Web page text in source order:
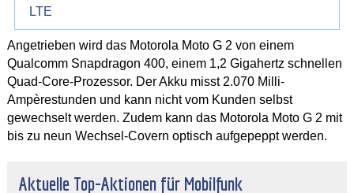
LTE
Angetrieben wird das Motorola Moto G 2 von einem
Qualcomm Snapdragon 400, einem 1,2 Gigahertz schnellen
Quad-Core-Prozessor. Der Akku misst 2.070 Milli-
Ampèrestunden und kann nicht vom Kunden selbst
gewechselt werden. Zudem kann das Motorola Moto G 2 mit
bis zu neun Wechsel-Covern optisch aufgepeppt werden.
Aktuelle Top-Aktionen für Mobilfunk